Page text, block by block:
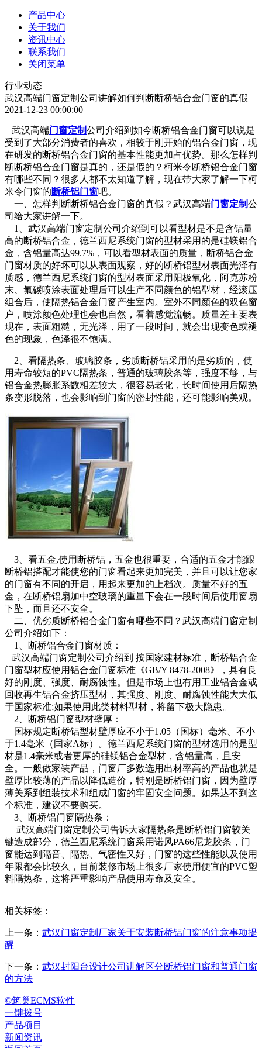
产品中心
关于我们
资讯中心
联系我们
关闭菜单
行业动态
武汉高端门窗定制公司讲解如何判断断桥铝合金门窗的真假
2021-12-23 00:00:00
武汉高端门窗定制公司介绍到如今断桥铝合金门窗可以说是
受到了大部分消费者的喜欢，相较于刚开始的铝合金门窗，现
在研发的断桥铝合金门窗的基本性能更加占优势。那么怎样判
断断桥铝合金门窗是真的，还是假的？柯米令断桥铝合金门窗
有哪些不同？很多人都不太知道了解，现在带大家了解一下柯
米令门窗的断桥铝门窗吧。
一、怎样判断断桥铝合金门窗的真假？武汉高端门窗定制公
司给大家讲解一下。
1、武汉高端门窗定制公司介绍到可以看型材是不是含铝量
高的断桥铝合金，德兰西尼系统门窗的型材采用的是硅镁铝合
金，含铝量高达99.7%，可以看型材表面的质量，断桥铝合金
门窗材质的好坏可以从表面观察，好的断桥铝型材表面光泽有
质感，德兰西尼系统门窗的型材表面采用阳极氧化，阿克苏粉
末、氟碳喷涂表面处理后可以生产不同颜色的铝型材，经滚压
组合后，使隔热铝合金门窗产生室内。室外不同颜色的双色窗
户，喷涂颜色处理也会也自然，看着感觉流畅。质量差主要表
现在，表面粗糙，无光泽，用了一段时间，就会出现变色或褪
色的现象，色泽很不饱满。
2、看隔热条、玻璃胶条，劣质断桥铝采用的是劣质的，使
用寿命较短的PVC隔热条，普通的玻璃胶条等，强度不够，与
铝合金热膨胀系数相差较大，很容易老化，长时间使用后隔热
条变形脱落，也会影响到门窗的密封性能，还可能影响美观。
3、看五金,使用断桥铝，五金也很重要，合适的五金才能跟
断桥铝搭配才能使您的门窗看起来更加完美，并且可以让您家
的门窗有不同的开启，用起来更加的上档次。质量不好的五
金，在断桥铝扇加中空玻璃的重量下会在一段时间后使用窗扇
下坠，而且还不安全。
二、优劣质断桥铝合金门窗有哪些不同？武汉高端门窗定制
公司介绍如下：
1、断桥铝合金门窗材质：
武汉高端门窗定制公司介绍到 按国家建材标准，断桥铝合金
门窗型材应使用铝合金门窗标准《GB/Y 8478-2008》，具有良
好的刚度、强度、耐腐蚀性。但是市场上也有用工业铝合金或
回收再生铝合金挤压型材，其强度、刚度、耐腐蚀性能大大低
于国家标准;如果使用此类材料型材，将留下极大隐患。
2、断桥铝门窗型材壁厚：
国标规定断桥铝型材壁厚应不小于1.05（国标）毫米、不小
于1.4毫米（国家A标）。德兰西尼系统门窗的型材选用的是型
材是1.4毫米或者更厚的硅镁铝合金型材，含铝量高，且安
全。一般做家装产品，门窗厂多数选用出材率高的产品也就是
壁厚比较薄的产品以降低造价，特别是断桥铝门窗，因为壁厚
薄关系到组装技术和组成门窗的牢固安全问题。如果达不到这
个标准，建议不要购买。
3、断桥铝门窗隔热条：
武汉高端门窗定制公司告诉大家隔热条是断桥铝门窗较关
键造成部分，德兰西尼系统门窗采用诺风PA66尼龙胶条，门
窗能达到隔音、隔热、气密性又好，门窗的这些性能以及使用
年限都会比较久，目前装修市场上很多厂家使用便宜的PVC塑
料隔热条，这将严重影响产品使用寿命及安全。
相关标签：
上一条： 武汉门窗定制厂家关于安装断桥铝门窗的注意事项提
醒
下一条： 武汉封阳台设计公司讲解区分断桥铝门窗和普通门窗
的方法
©筑巢ECMS软件
一键拨号
产品项目
新闻资讯